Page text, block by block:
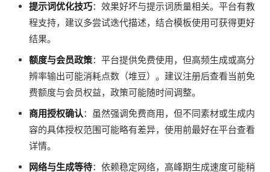
提示词优化技巧：效果好坏与提示词质量相关。平台有教
程支持，建议多尝试迭代描述，结合模板使用可获得更好
结果。
额度与会员政策：平台提供免费使用，但高频生成或高分
辨率输出可能消耗点数（堆豆）。建议注册后查看当前免
费额度与会员权益，政策可能随时间调整。
商用授权确认：虽然强调免费商用，但不同素材或生成内
容的具体授权范围可能略有差异，使用前最好在平台查看
详情。
网络与生成等待：依赖稳定网络，高峰期生成速度可能稍